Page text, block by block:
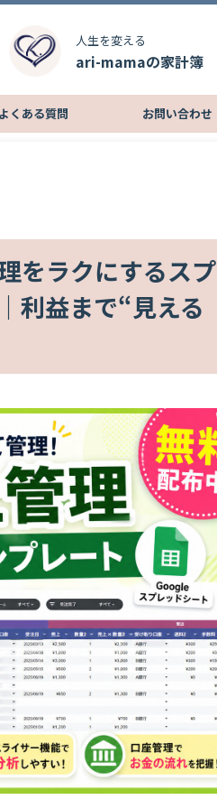
人生を変える
ari-mamaの家計簿
よくある質問 お問い合わせ
をラクにするスプ
利益まで“見える